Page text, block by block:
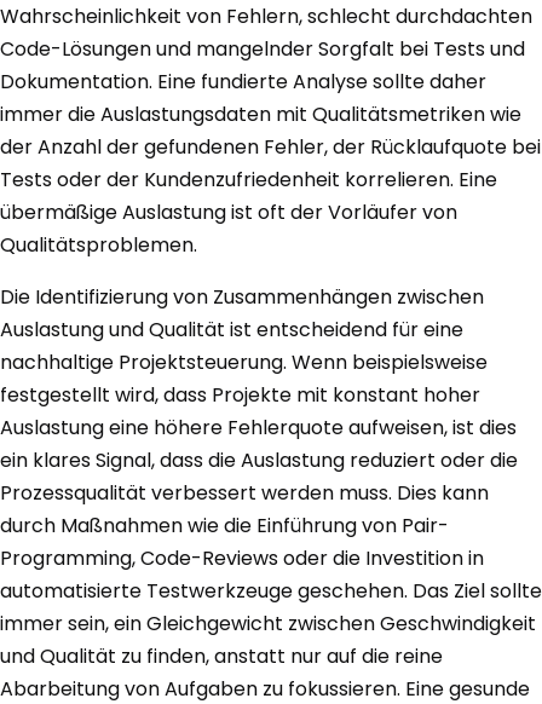
Wahrscheinlichkeit von Fehlern, schlecht durchdachten
Code-Lösungen und mangelnder Sorgfalt bei Tests und
Dokumentation. Eine fundierte Analyse sollte daher
immer die Auslastungsdaten mit Qualitätsmetriken wie
der Anzahl der gefundenen Fehler, der Rücklaufquote bei
Tests oder der Kundenzufriedenheit korrelieren. Eine
übermäßige Auslastung ist oft der Vorläufer von
Qualitätsproblemen.
Die Identifizierung von Zusammenhängen zwischen
Auslastung und Qualität ist entscheidend für eine
nachhaltige Projektsteuerung. Wenn beispielsweise
festgestellt wird, dass Projekte mit konstant hoher
Auslastung eine höhere Fehlerquote aufweisen, ist dies
ein klares Signal, dass die Auslastung reduziert oder die
Prozessqualität verbessert werden muss. Dies kann
durch Maßnahmen wie die Einführung von Pair-
Programming, Code-Reviews oder die Investition in
automatisierte Testwerkzeuge geschehen. Das Ziel sollte
immer sein, ein Gleichgewicht zwischen Geschwindigkeit
und Qualität zu finden, anstatt nur auf die reine
Abarbeitung von Aufgaben zu fokussieren. Eine gesunde